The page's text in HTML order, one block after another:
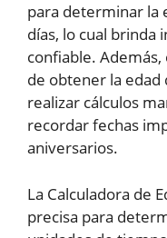
para determinar la
días, lo cual brinda
confiable.
de obtener la edad
realizar cálculos
recordar fechas
aniversarios.
La Calculadora de
precisa para